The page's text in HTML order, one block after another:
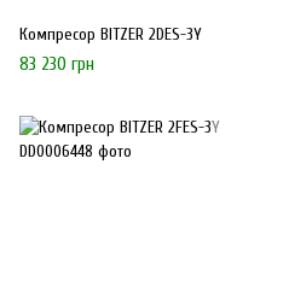
Компресор BITZER 2DES-3Y
83 230 грн